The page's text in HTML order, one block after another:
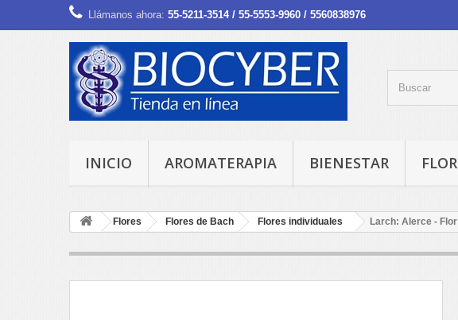
Llámanos ahora: 55-5211-3514 / 55-5553-9960 / 5560838976
INICIO AROMATERAPIA BIENESTAR
Flores Flores de Bach Flores individuales Larch: Alerce -